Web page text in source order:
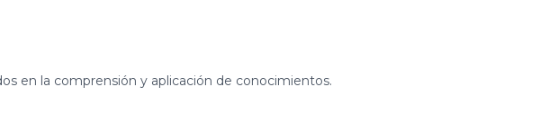
en la comprensión y aplicación de conocimientos.